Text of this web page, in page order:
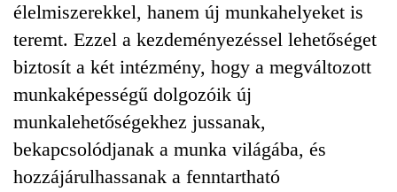
élelmiszerekkel, hanem új munkahelyeket is
teremt. Ezzel a kezdeményezéssel lehetőséget
biztosít a két intézmény, hogy a megváltozott
munkaképességű dolgozóik új
munkalehetőségekhez jussanak,
bekapcsolódjanak a munka világába, és
hozzájárulhassanak a fenntartható